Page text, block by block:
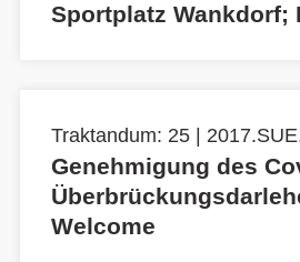
Sportplatz Wankdorf;
Traktandum: 25 |
Genehmigung des
Welcome